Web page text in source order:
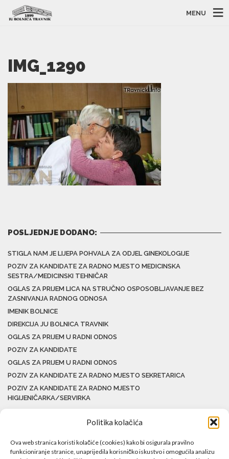
Politika kolačića
Ova web stranica koristi kolačiće (cookies) kako bi osigurala pravilno
funkcioniranje stranice, unaprijedila korisničko iskustvo i omogućila analizu
MENU
IMG_1290
POSLJEDNJE DODANO:
STIGLA NAM JE LIJEPA POHVALA ZA ODJEL GINEKOLOGIJE
POZIV ZA KANDIDATE ZA RADNO MJESTO MEDICINSKA
SESTRA/MEDICINSKI TEHNIČAR
OGLAS ZA PRIJEM LICA NA STRUČNO OSPOSOBLJAVANJE BEZ
ZASNIVANJA RADNOG ODNOSA
IMENIK BOLNICE
DIREKCIJA JU BOLNICA TRAVNIK
OGLAS ZA PRIJEM U RADNI ODNOS
POZIV ZA KANDIDATE
OGLAS ZA PRIJEM U RADNI ODNOS
POZIV ZA KANDIDATE ZA RADNO MJESTO SEKRETARICA
POZIV ZA KANDIDATE ZA RADNO MJESTO
HIGIJENIČARKA/SERVIRKA